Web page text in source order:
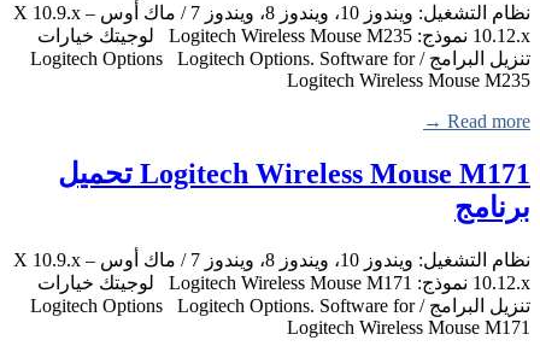
نظام التشغيل: ويندوز 10، ويندوز 8، ويندوز 7 / ماك أوس X 10.9.x –
10.12.x نموذج: Logitech Wireless Mouse M235 لوجيتك خيارات
تنزيل البرامج / Logitech Options Logitech Options. Software for
Logitech Wireless Mouse M235
Read more →
Logitech Wireless Mouse M171 تحميل
برنامج
نظام التشغيل: ويندوز 10، ويندوز 8، ويندوز 7 / ماك أوس X 10.9.x –
10.12.x نموذج: Logitech Wireless Mouse M171 لوجيتك خيارات
تنزيل البرامج / Logitech Options Logitech Options. Software for
Logitech Wireless Mouse M171